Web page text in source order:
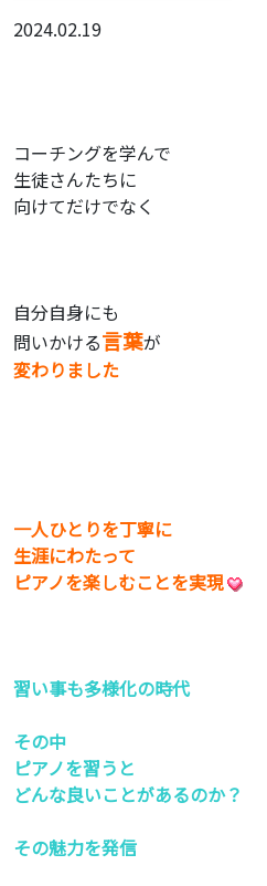
2024.02.19
コーチングを学んで
生徒さんたちに
向けてだけでなく
自分自身にも
問いかける言葉が
変わりました
一人ひとりを丁寧に
生涯にわたって
ピアノを楽しむことを実現
習い事も多様化の時代
その中
ピアノを習うと
どんな良いことがあるのか？
その魅力を発信